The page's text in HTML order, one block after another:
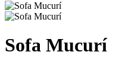
Sofa Mucurí